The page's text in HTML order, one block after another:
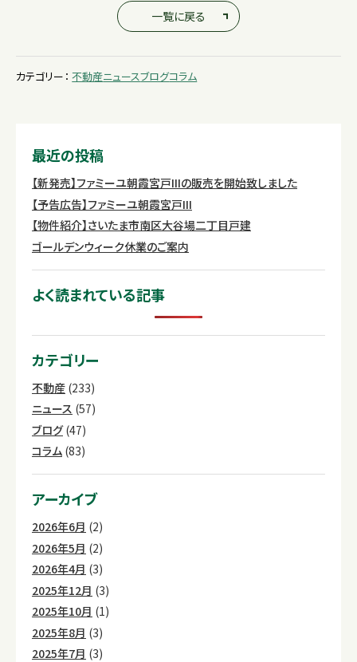
一覧に戻る
カテゴリー： 不動産ニュースブログコラム
最近の投稿
【新発売】ファミーユ朝霞宮戸IIIの販売を開始致しました
【予告広告】ファミーユ朝霞宮戸III
【物件紹介】さいたま市南区大谷場二丁目戸建
ゴールデンウィーク休業のご案内
よく読まれている記事
カテゴリー
不動産 (233)
ニュース (57)
ブログ(47)
コラム (83)
アーカイブ
2026年6月 (2)
2026年5月 (2)
2026年4月 (3)
2025年12月 (3)
2025年10月 (1)
2025年8月 (3)
2025年7月 (3)